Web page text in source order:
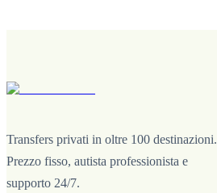
Transfers privati in oltre 100 destinazioni.
Prezzo fisso, autista professionista e
supporto 24/7.